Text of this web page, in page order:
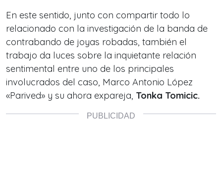
En este sentido, junto con compartir todo lo
relacionado con la investigación de la banda de
contrabando de joyas robadas, también el
trabajo da luces sobre la inquietante relación
sentimental entre uno de los principales
involucrados del caso, Marco Antonio López
«Parived» y su ahora expareja, Tonka Tomicic.